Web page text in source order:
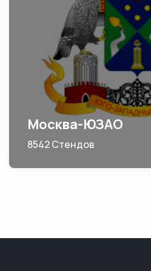
Москва-ЮЗАО
8542 Стендов